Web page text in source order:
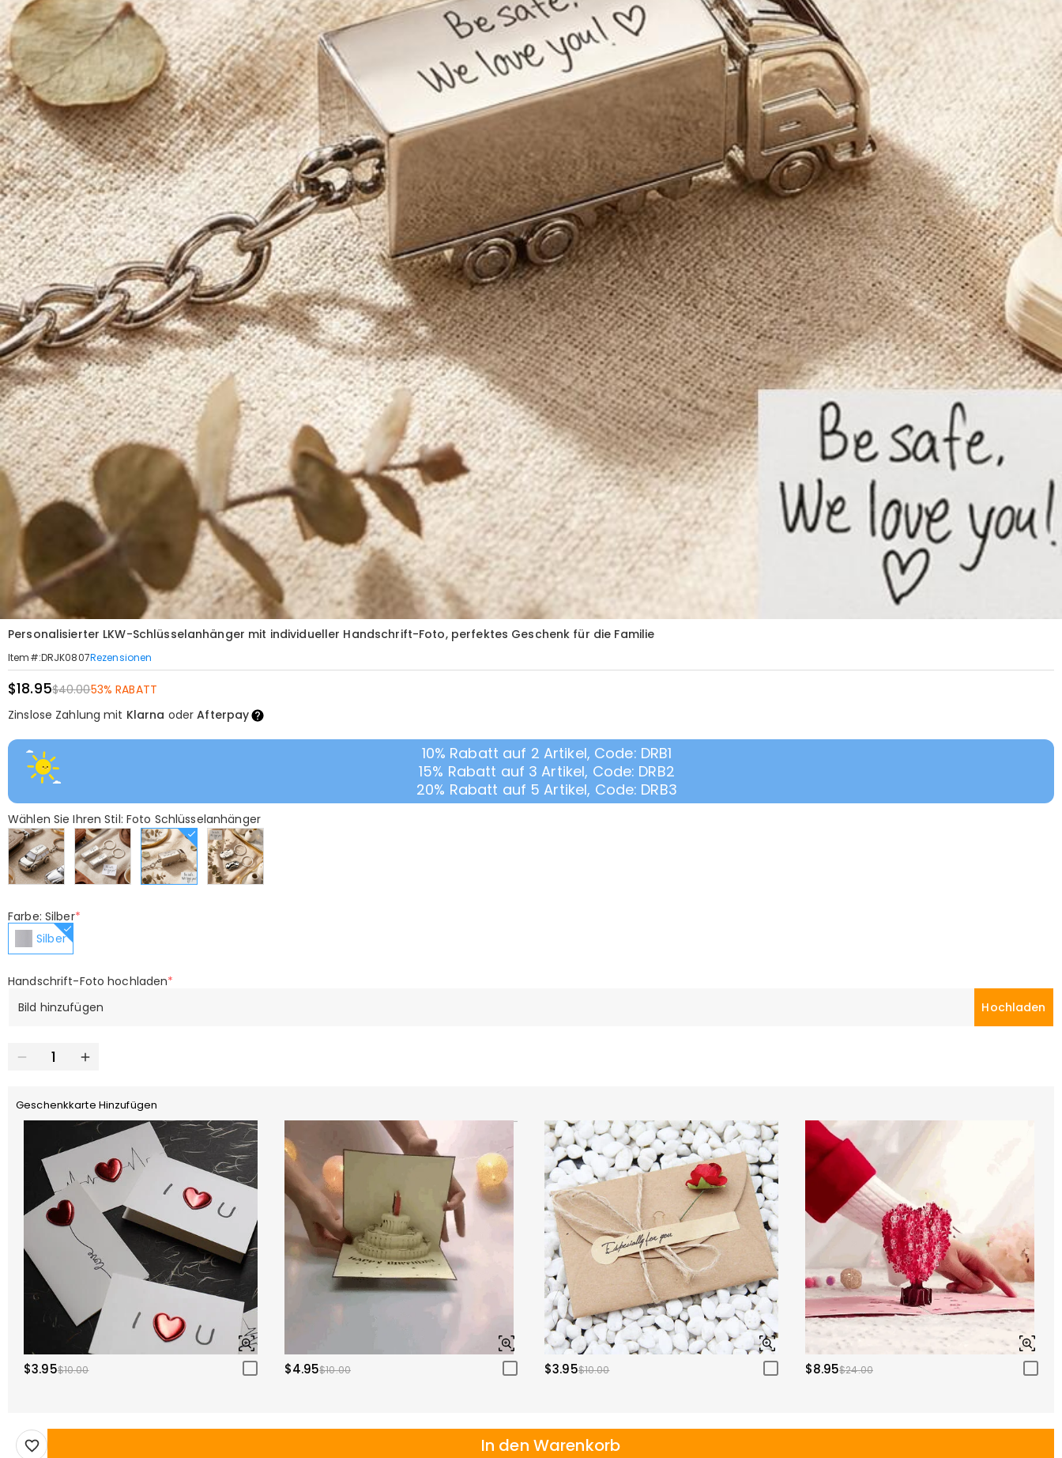
Personalisierter LKW-Schlüsselanhänger mit individueller Handschrift-Foto, perfektes Geschenk für die Familie
Item#:DRJK0807Rezensionen
$18.95$40.0053% RABATT
Zinslose Zahlung mit Klarna oderAfterpay
10% Rabatt auf 2 Artikel, Code: DRB1
15% Rabatt auf 3 Artikel, Code: DRB2
20% Rabatt auf 5 Artikel, Code: DRB3
Wählen Sie Ihren Stil: Foto Schlüsselanhänger
Farbe: Silber*
Silber
Handschrift-Foto hochladen*
Bild hinzufügen
Hochladen
Geschenkkarte Hinzufügen
$3.95$10.00 $4.95$10.00 $3.95$10.00 $8.95$24.00
In den Warenkorb